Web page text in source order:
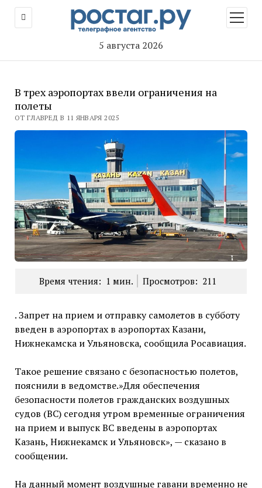
5 августа 2026
меню
В трех аэропортах ввели ограничения на
полеты
ОТ ГЛАВРЕД В 11 ЯНВАРЯ 2025
Время чтения: 1 мин. Просмотров: 211
. Запрет на прием и отправку самолетов в субботу
введен в аэропортах в аэропортах Казани,
Нижнекамска и Ульяновска, сообщила Росавиация.
Такое решение связано с безопасностью полетов,
пояснили в ведомстве.»Для обеспечения
безопасности полетов гражданских воздушных
судов (ВС) сегодня утром временные ограничения
на прием и выпуск ВС введены в аэропортах
Казань, Нижнекамск и Ульяновск», — сказано в
сообщении.
На данный момент воздушные гавани временно не